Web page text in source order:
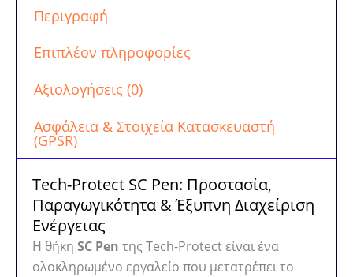
Περιγραφή
Επιπλέον πληροφορίες
Αξιολογήσεις (0)
Ασφάλεια & Στοιχεία Κατασκευαστή
(GPSR)
Tech-Protect SC Pen: Προστασία,
Παραγωγικότητα & Έξυπνη Διαχείριση
Ενέργειας
Η θήκη SC Pen της Tech-Protect είναι ένα
ολοκληρωμένο εργαλείο που μετατρέπει το